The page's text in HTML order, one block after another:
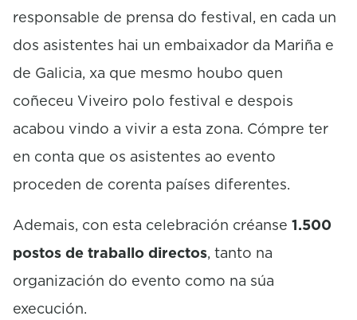
responsable de prensa do festival, en cada un
dos asistentes hai un embaixador da Mariña e
de Galicia, xa que mesmo houbo quen
coñeceu Viveiro polo festival e despois
acabou vindo a vivir a esta zona. Cómpre ter
en conta que os asistentes ao evento
proceden de corenta países diferentes.
Ademais, con esta celebración créanse 1.500
postos de traballo directos, tanto na
organización do evento como na súa
execución.